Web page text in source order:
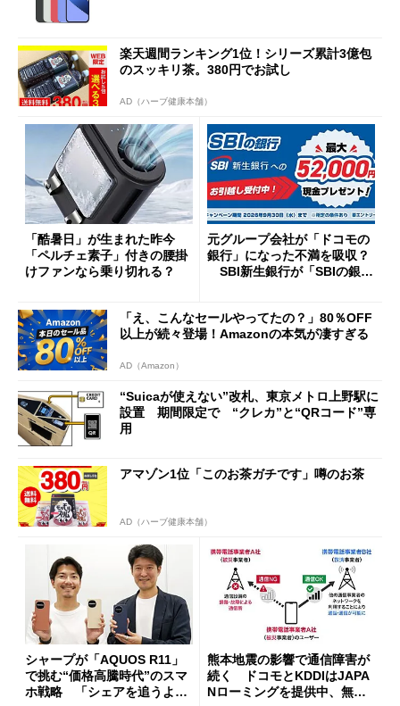
楽天週間ランキング1位！シリーズ累計3億包
のスッキリ茶。380円でお試し
AD（ハーブ健康本舗）
「酷暑日」が生まれた昨今
「ペルチェ素子」付きの腰掛
けファンなら乗り切れる？
元グループ会社が「ドコモの
銀行」になった不満を吸収？
SBI新生銀行が「SBIの銀
開催
「え、こんなセールやってたの？」80％OFF
以上が続々登場！Amazonの本気が凄すぎる
AD（Amazon）
“Suicaが使えない”改札、東京メトロ上野駅に
設置 期間限定で “クレカ”と“QRコード”専
用
アマゾン1位「このお茶ガチです」噂のお茶
AD（ハーブ健康本舗）
シャープが「AQUOS R11」
で挑む“価格高騰時代”のスマ
ホ戦略 「シェアを追うより
熊本地震の影響で通信障害が
続く ドコモとKDDIはJAPA
Nローミングを提供中、無料